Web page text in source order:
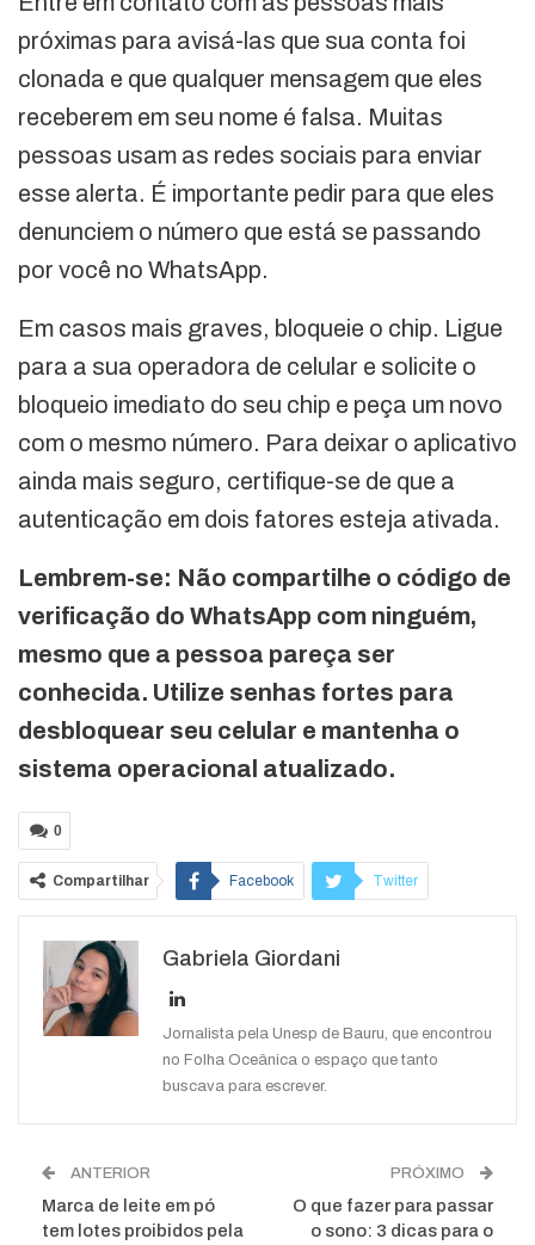
próximas para avisá-las que sua conta foi
clonada e que qualquer mensagem que eles
receberem em seu nome é falsa. Muitas
pessoas usam as redes sociais para enviar
esse alerta. É importante pedir para que eles
denunciem o número que está se passando
por você no WhatsApp.
Em casos mais graves, bloqueie o chip. Ligue
para a sua operadora de celular e solicite o
bloqueio imediato do seu chip e peça um novo
com o mesmo número. Para deixar o aplicativo
ainda mais seguro, certifique-se de que a
autenticação em dois fatores esteja ativada.
Lembrem-se: Não compartilhe o código de
verificação do WhatsApp com ninguém,
mesmo que a pessoa pareça ser
conhecida. Utilize senhas fortes para
desbloquear seu celular e mantenha o
sistema operacional atualizado.
0
Compartilhar Facebook Twitter
WhatsApp
Gabriela Giordani
Jornalista pela Unesp de Bauru, que encontrou
no Folha Oceânica o espaço que tanto
buscava para escrever.
ANTERIOR
Marca de leite em pó
tem lotes proibidos pela
PRÓXIMO
O que fazer para passar
o sono: 3 dicas para o